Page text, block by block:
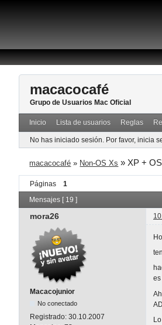
macacocafé
Grupo de Usuarios Mac Oficial
Inicio Lista de usuarios Reglas
No has iniciado sesión. Por favor, inicia
macacocafé » Non-OS Xs »XP +
Páginas
1
Mensajes [ 19 ]
mora26
Macacojunior
No conectado
Registrado: 30.10.2007